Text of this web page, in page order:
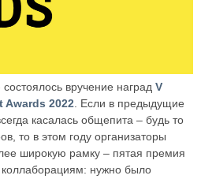
вручение наград V
2022. Если в предыдущие
касалась общепита – будь то
то в этом году организаторы
широкую рамку – пятая премия
нужно было